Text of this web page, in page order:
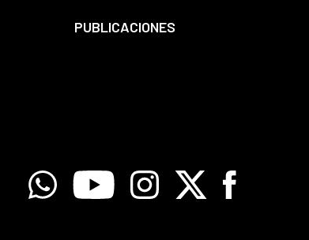
PUBLICACIONES
WhatsappYoutube Instagram
X Facebook